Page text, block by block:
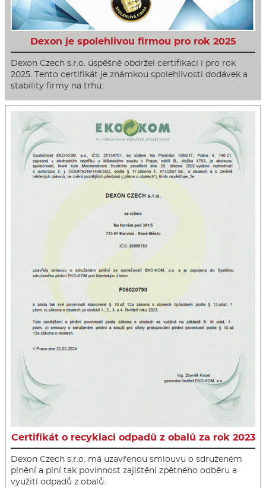
Dexon je spolehlivou firmou pro rok 2025
Dexon Czech s.r.o. úspěšně obdržel certifikaci i pro rok
2025. Tento certifikát je známkou spolehlivosti dodávek a
stability firmy na trhu.
Certifikát o recyklaci odpadů z obalů za rok 2023
Dexon Czech s.r.o. má uzavřenou smlouvu o sdruženém
plnění a plní tak povinnost zajištění zpětného odběru a
využití odpadů z obalů.